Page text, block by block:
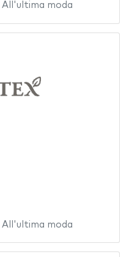
All'ultima moda
All'ultima moda